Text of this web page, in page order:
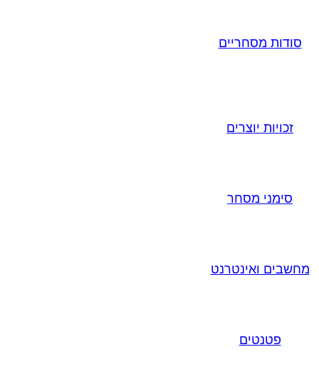
סודות מסחריים
זכויות יוצרים
סימני מסחר
מחשבים ואינטרנט
פטנטים